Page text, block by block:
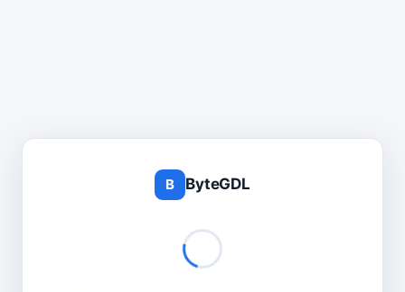
B ByteGDL